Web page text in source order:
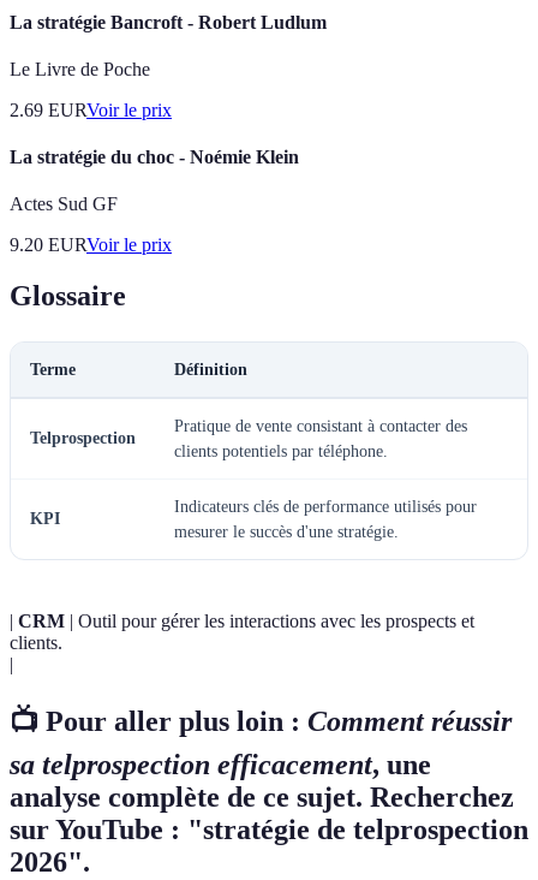
La stratégie Bancroft - Robert Ludlum
Le Livre de Poche
2.69 EURVoir le prix
La stratégie du choc - Noémie Klein
Actes Sud GF
9.20 EURVoir le prix
Glossaire
Terme Définition
Telprospection
Pratique de vente consistant à contacter des
clients potentiels par téléphone.
KPI
Indicateurs clés de performance utilisés pour
mesurer le succès d'une stratégie.
| CRM | Outil pour gérer les interactions avec les prospects et
clients.
|
📺 Pour aller plus loin : Comment réussir
sa telprospection efficacement, une
analyse complète de ce sujet. Recherchez
sur YouTube : "stratégie de telprospection
2026".